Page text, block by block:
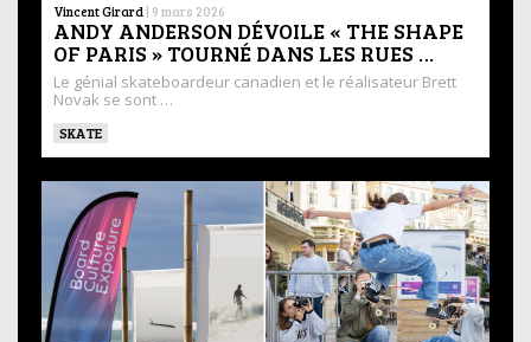
Vincent Girard | 9 mars 2026
ANDY ANDERSON DÉVOILE « THE SHAPE
OF PARIS » TOURNÉ DANS LES RUES …
Le génial skateboardeur canadien et le réalisateur Brett
Novak se sont …
SKATE